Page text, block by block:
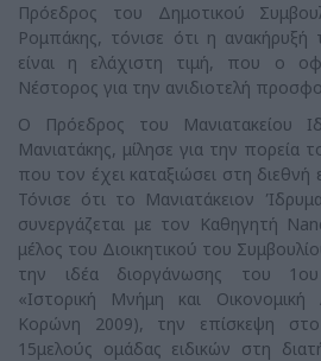
Πρόεδρος του Δημοτικού
Ρομπάκης, τόνισε ότι η
είναι η ελάχιστη τιμή, που ο
Νέστορος για την ανιδιοτελή
Ο Πρόεδρος του Μανιατακείου
Μανιατάκης, μίλησε για την πορεία
που τον έχει καταξιώσει στη διεθνή
Τόνισε ότι το Μανιατάκειον
συνεργάζεται με τον Καθηγητή
μέλος του Διοικητικού του
την ιδέα διοργάνωσης του 1ου
«Ιστορική Μνήμη και
Κορώνη 2009), την επίσκεψη στο
15μελούς ομάδας ειδικών στη